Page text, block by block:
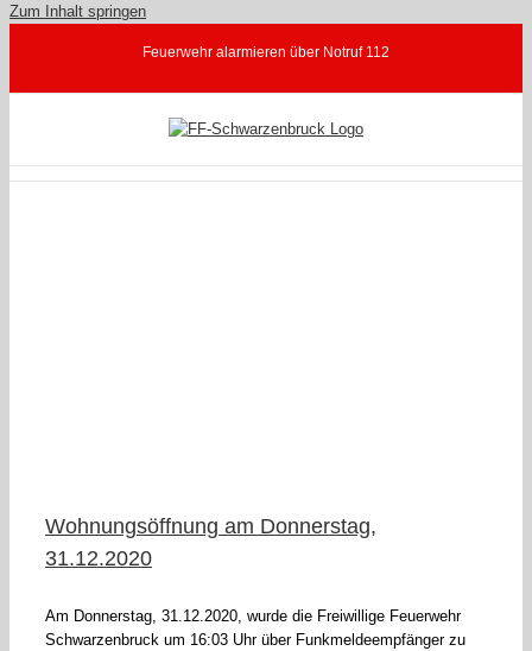
Zum Inhalt springen
Feuerwehr alarmieren über Notruf 112
Wohnungsöffnung am Donnerstag,
31.12.2020
Am Donnerstag, 31.12.2020, wurde die Freiwillige Feuerwehr
Schwarzenbruck um 16:03 Uhr über Funkmeldeempfänger zu